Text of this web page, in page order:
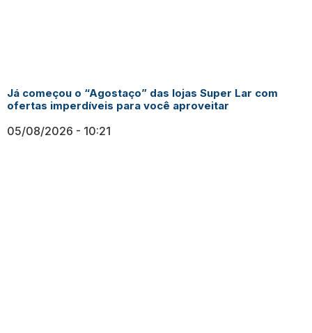
Já começou o “Agostaço” das lojas Super Lar com
ofertas imperdíveis para você aproveitar
05/08/2026 10:21